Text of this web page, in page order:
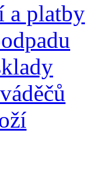
a platby